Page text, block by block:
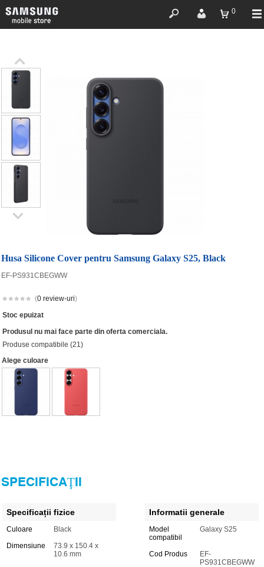
0
Husa Silicone Cover pentru Samsung Galaxy S25, Black
EF-PS931CBEGWW
(0 review-uri)
Stoc epuizat
Produsul nu mai face parte din oferta comerciala.
Produse compatibile (21)
Alege culoare
SPECIFICAŢII
Specificații fizice
Culoare
Black
Dimensiune
73.9 x 150.4 x
10.6 mm
Informatii generale
Model
compatibil
Galaxy S25
Cod Produs
EF-
PS931CBEGWW